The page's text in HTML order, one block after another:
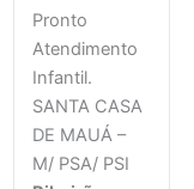
Pronto
Atendimento
Infantil.
SANTA CASA
DE MAUÁ –
M/ PSA/ PSI